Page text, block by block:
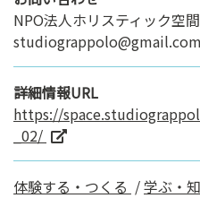
NPO法人ホリスティック空
studiograppolo@gmail.com
詳細情報URL
https://
_02/
体験する・つくる /学ぶ・